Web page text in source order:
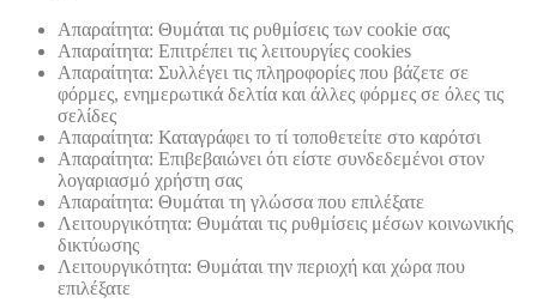
Απαραίτητα: Θυμάται τις ρυθμίσεις των cookie σας
Απαραίτητα: Επιτρέπει τις λειτουργίες cookies
Απαραίτητα: Συλλέγει τις πληροφορίες που βάζετε σε
φόρμες, ενημερωτικά δελτία και άλλες φόρμες σε όλες τις
σελίδες
Απαραίτητα: Καταγράφει το τί τοποθετείτε στο καρότσι
Απαραίτητα: Επιβεβαιώνει ότι είστε συνδεδεμένοι στον
λογαριασμό χρήστη σας
Απαραίτητα: Θυμάται τη γλώσσα που επιλέξατε
Λειτουργικότητα: Θυμάται τις ρυθμίσεις μέσων κοινωνικής
δικτύωσης
Λειτουργικότητα: Θυμάται την περιοχή και χώρα που
επιλέξατε